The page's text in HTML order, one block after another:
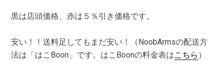
黒は店頭価格、赤は５％引き価格です。
安い！！送料足してもまだ安い！（NoobArmsの配送方
法は「はこBoon」です。はこBoonの料金表はこちら ）